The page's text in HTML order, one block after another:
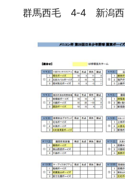
群馬西毛 4‐4 新潟西